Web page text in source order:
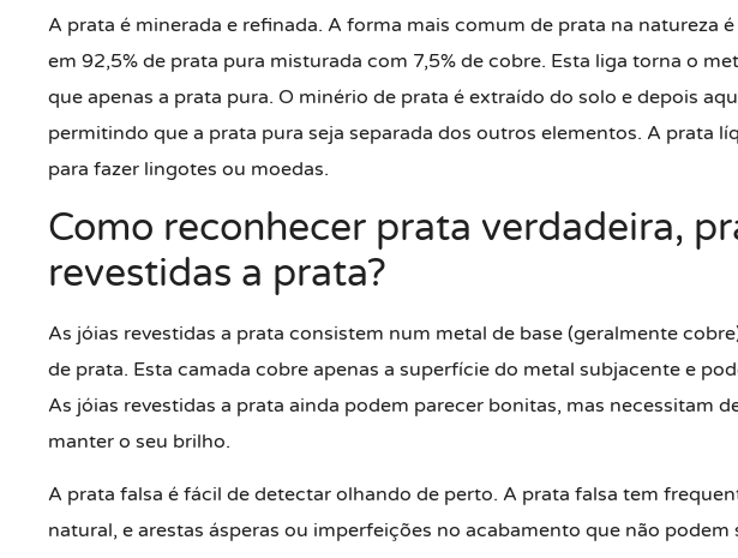
A prata é minerada e refinada. A forma mais comum de prata na natureza
em 92,5% de prata pura misturada com 7,5% de cobre. Esta liga torna o
que apenas a prata pura. O minério de prata é extraído do solo e depois
permitindo que a prata pura seja separada dos outros elementos. A prata
para fazer lingotes ou moedas.
Como reconhecer prata verdadeira,
revestidas a prata?
As jóias revestidas a prata consistem num metal de base (geralmente
de prata. Esta camada cobre apenas a superfície do metal subjacente e
As jóias revestidas a prata ainda podem parecer bonitas, mas necessitam
manter o seu brilho.
A prata falsa é fácil de detectar olhando de perto. A prata falsa tem
natural, e arestas ásperas ou imperfeições no acabamento que não podem